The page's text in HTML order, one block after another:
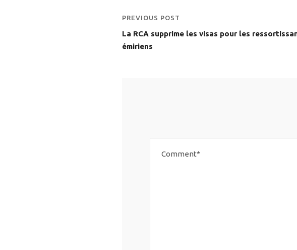
PREVIOUS POST
La RCA supprime les visas pour les
émiriens